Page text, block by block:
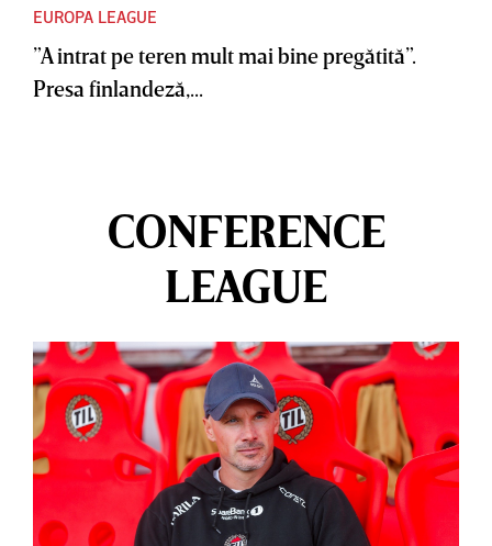
EUROPA LEAGUE
”A intrat pe teren mult mai bine pregătită”.
Presa finlandeză,...
CONFERENCE
LEAGUE